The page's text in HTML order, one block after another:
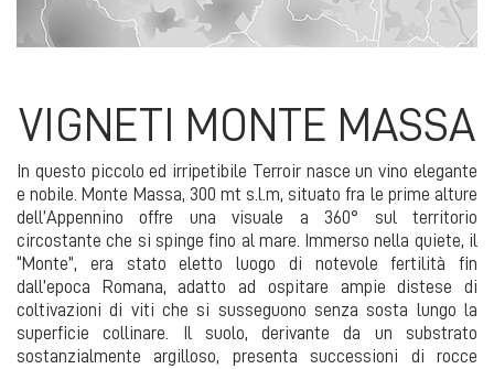
VIGNETI MONTE MASSA
In questo piccolo ed irripetibile Terroir nasce un vino elegante
e nobile. Monte Massa, 300 mt s.l.m, situato fra le prime alture
dell’Appennino offre una visuale a 360° sul territorio
circostante che si spinge fino al mare. Immerso nella quiete, il
“Monte”, era stato eletto luogo di notevole fertilità fin
dall’epoca Romana, adatto ad ospitare ampie distese di
coltivazioni di viti che si susseguono senza sosta lungo la
superficie collinare. Il suolo, derivante da un substrato
sostanzialmente argilloso, presenta successioni di rocce